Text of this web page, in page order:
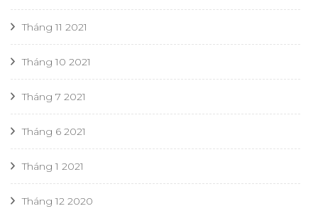
Tháng 11 2021
Tháng 10 2021
Tháng 7 2021
Tháng 6 2021
Tháng 1 2021
Tháng 12 2020